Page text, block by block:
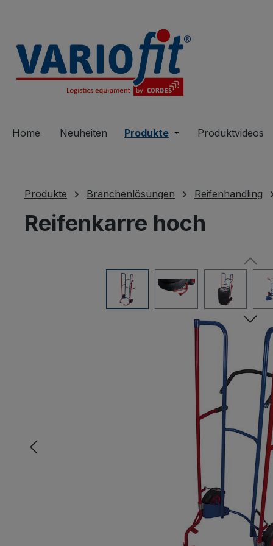
Home Neuheiten Produkte Öffne oder Schließe
Produktvideos
Produkte Branchenlösungen Reifenhandling
Reifenkarre hoch
Bildergalerie überspringen